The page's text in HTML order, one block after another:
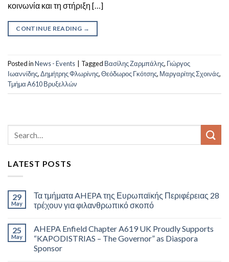
κοινωνία και τη στήριξη […]
CONTINUE READING →
Posted inNews - Events Tagged Βασίλης Ζαρμπάλης, Γιώργος
Ιωαννίδης,Δημήτρης Φλωρίνης,Θεόδωρος Γκότσης, Μαργαρίτης Σχοινάς,
Τμήμα A610 Βρυξελλών
LATEST POSTS
29
May
Τα τμήματα AHEPA της Ευρωπαϊκής Περιφέρειας 28
τρέχουν για φιλανθρωπικό σκοπό
25
May
AHEPA Enfield Chapter A619 UK Proudly Supports
“KAPODISTRIAS – The Governor” as Diaspora
Sponsor